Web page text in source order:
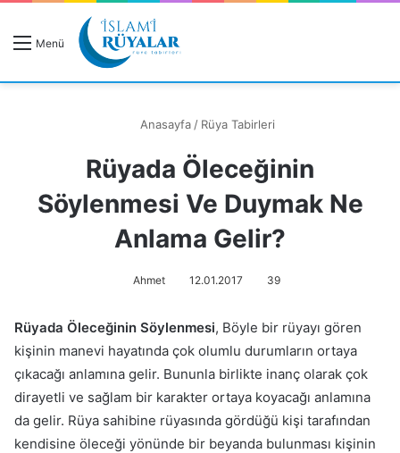
Menü
Anasayfa / Rüya Tabirleri
Rüyada Öleceğinin
Söylenmesi Ve Duymak Ne
Anlama Gelir?
Ahmet 12.01.2017 39
Rüyada Öleceğinin Söylenmesi, Böyle bir rüyayı gören
kişinin manevi hayatında çok olumlu durumların ortaya
çıkacağı anlamına gelir. Bununla birlikte inanç olarak çok
dirayetli ve sağlam bir karakter ortaya koyacağı anlamına
da gelir. Rüya sahibine rüyasında gördüğü kişi tarafından
kendisine öleceği yönünde bir beyanda bulunması kişinin
Rüyanızı Arayın